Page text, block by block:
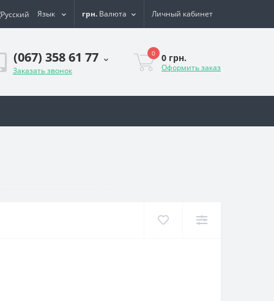
Язык грн. Валюта Личный кабинет
(067) 358 61 77
Заказать звонок
0 0 грн.
Оформить заказ